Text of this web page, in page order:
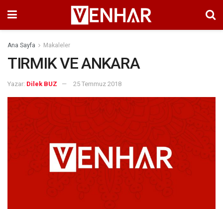
Ana Sayfa Makaleler
TIRMIK VE ANKARA
Yazar: Dilek BUZ 25 Temmuz 2018